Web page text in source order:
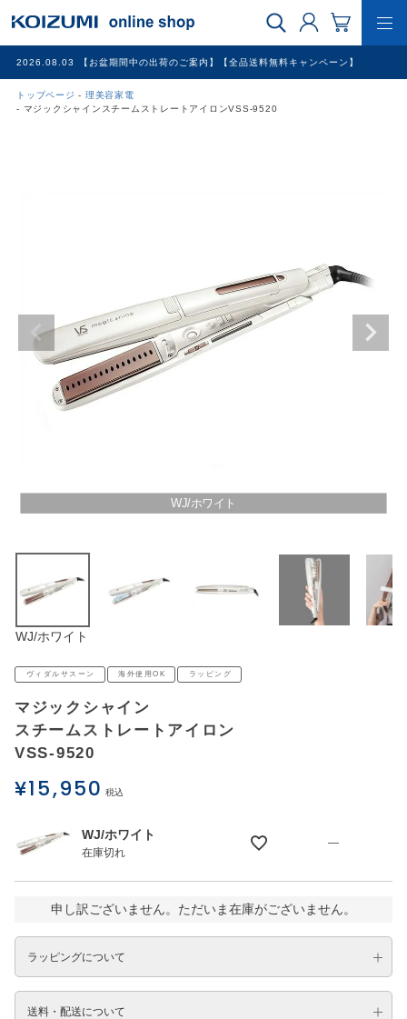
2026.08.03 【お盆期間中の出荷のご案内】【全品送料無料キャンペーン】
トップページ
理美容家電
マジックシャインスチームストレートアイロンVSS-9520
WEB限定品
家具
その他
ログイン
お問い合わせ
WJ/ホワイト
WJ/ホワイト
ヴィダルサスーン 海外使用OK ラッピング
マジックシャイン
スチームストレートアイロン
VSS-9520
¥15,950 税込
WJ/ホワイト
在庫切れ
—
申し訳ございません。ただいま在庫がございません。
ラッピングについて
送料・配送について